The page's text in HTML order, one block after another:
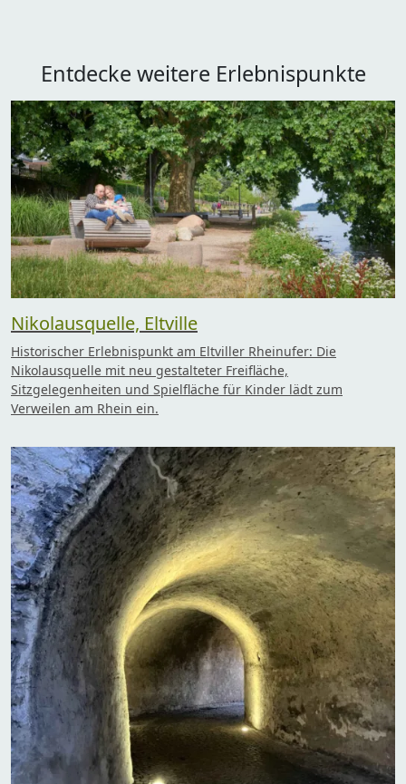
Entdecke weitere Erlebnispunkte
Nikolausquelle, Eltville
Historischer Erlebnispunkt am Eltviller Rheinufer: Die
Nikolausquelle mit neu gestalteter Freifläche,
Sitzgelegenheiten und Spielfläche für Kinder lädt zum
Verweilen am Rhein ein.